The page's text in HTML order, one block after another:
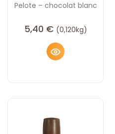
Pelote – chocolat blanc
5,40 € (0,120kg)